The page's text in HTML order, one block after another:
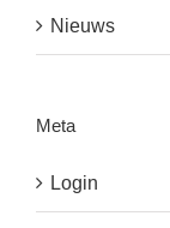
Nieuws
Meta
Login